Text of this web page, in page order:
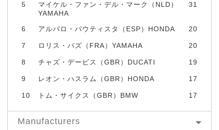
5
マイケル・ファン・デル・マーク（NLD）
YAMAHA
31
6 アルバロ・バウティスタ（ESP）HONDA 20
7 ロリス・バズ（FRA）YAMAHA 20
8 チャズ・デービス（GBR）DUCATI 19
9 レオン・ハスラム（GBR）HONDA 17
10 トム・サイクス（GBR）BMW 17
Manufacturers